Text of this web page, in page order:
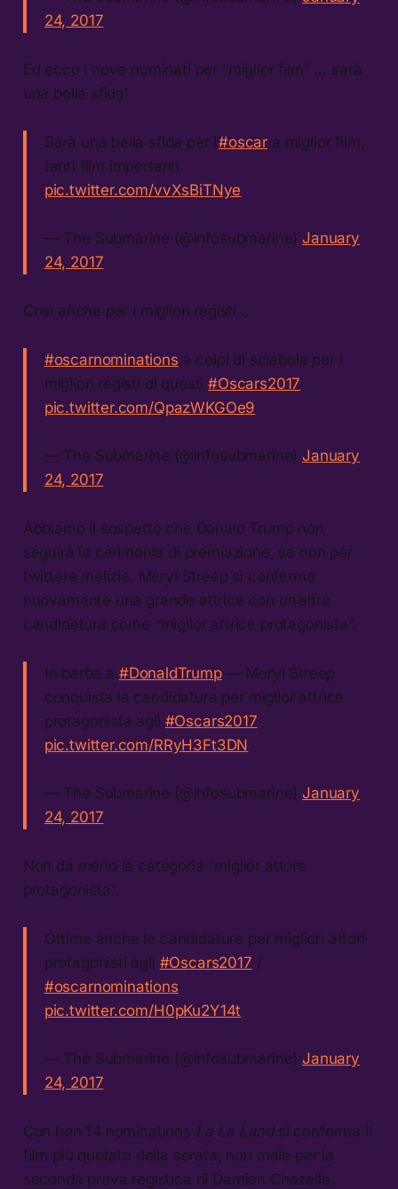
24, 2017
Ed ecco i nove nominati per “miglior film” … sarà
una bella sfida!
Sarà una bella sfida per l’#oscar a miglior film,
tanti film importanti.
pic.twitter.com/vvXsBiTNye
— The Submarine (@infosubmarine)January
24, 2017
Così anche per i migliori registi…
#oscarnominations a colpi di sciabola per i
migliori registi di questi#Oscars2017
pic.twitter.com/QpazWKGOe9
— The Submarine (@infosubmarine)January
24, 2017
Abbiamo il sospetto che Donald Trump non
seguirà la cerimonia di premiazione, se non per
twittare malizie. Meryl Streep si conferma
nuovamente una grande attrice con un’altra
candidatura come “miglior attrice protagonista”.
In barba a #DonaldTrump— Meryl Streep
conquista la candidatura per miglior attrice
protagonista agli #Oscars2017
pic.twitter.com/RRyH3Ft3DN
— The Submarine (@infosubmarine)January
24, 2017
Non da meno la categoria “miglior attore
protagonista”.
Ottime anche le candidature per migliori attori
protagonisti agli #Oscars2017 /
#oscarnominations
pic.twitter.com/H0pKu2Y14t
— The Submarine (@infosubmarine)January
24, 2017
Con ben 14 nominations La La Land si conferma il
film più quotato della serata, non male per la
seconda prova registica di Damien Chazelle.